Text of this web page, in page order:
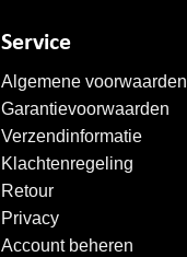
Service
Algemene voorwaarden
Garantievoorwaarden
Verzendinformatie
Klachtenregeling
Retour
Privacy
Account beheren